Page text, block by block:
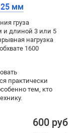
25 мм
груза
и длиной 3 или 5
нагрузка
1600
практически
тем, кто
600 руб